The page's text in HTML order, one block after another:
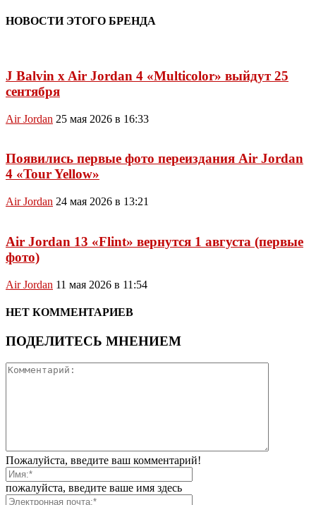
НОВОСТИ ЭТОГО БРЕНДА
J Balvin x Air Jordan 4 «Multicolor» выйдут 25
сентября
Air Jordan 25 мая 2026 в 16:33
Появились первые фото переиздания Air Jordan
4 «Tour Yellow»
Air Jordan 24 мая 2026 в 13:21
Air Jordan 13 «Flint» вернутся 1 августа (первые
фото)
Air Jordan 11 мая 2026 в 11:54
НЕТ КОММЕНТАРИЕВ
ПОДЕЛИТЕСЬ МНЕНИЕМ
Пожалуйста, введите ваш комментарий!
пожалуйста, введите ваше имя здесь